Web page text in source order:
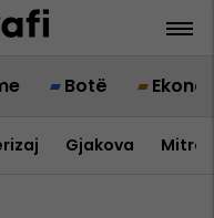
Botë
Gjakova